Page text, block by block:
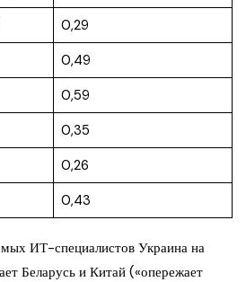
0,29
0,49
0,59
0,35
0,26
0,43
ИТ-специалистов Украина на
Беларусь и Китай («опережает